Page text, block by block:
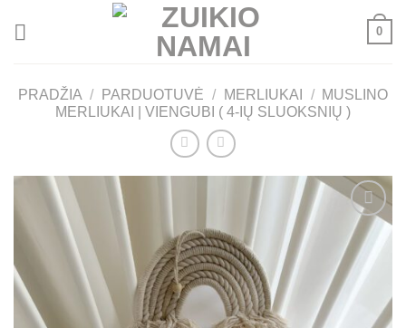
0
PRADŽIA / PARDUOTUVĖ / MERLIUKAI /
MUSLINO
MERLIUKAI | VIENGUBI ( 4-IŲ SLUOKSNIŲ )
Mėgstamiausias